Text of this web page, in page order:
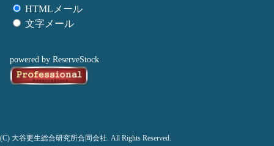
HTMLメール
文字メール
powered by ReserveStock
(C) 大谷更生総合研究所合同会社. All Rights Reserved.